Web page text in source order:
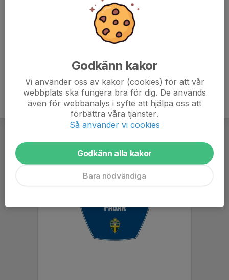
Godkänn kakor
Vi använder oss av kakor (cookies) för att vår
webbplats ska fungera bra för dig. De används
även för webbanalys i syfte att hjälpa oss att
förbättra våra tjänster.
Så använder vi cookies
Godkänn alla kakor
Bara nödvändiga